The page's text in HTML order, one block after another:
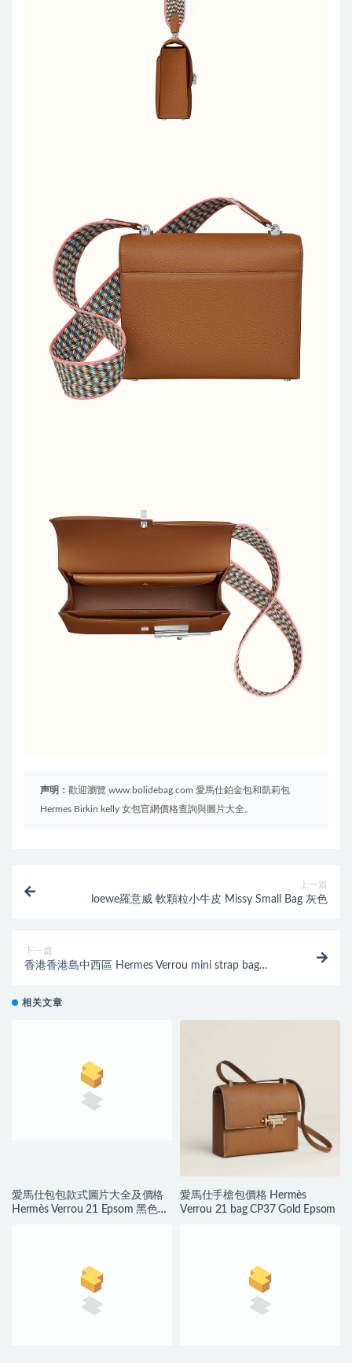
声明： 歡迎瀏覽 www.bolidebag.com 愛馬仕鉑金包和凱莉包
Hermes Birkin kelly 女包官網價格查詢與圖片大全。
上一篇
loewe羅意威 軟顆粒小牛皮 Missy Small Bag 灰色
下一篇
香港香港島中西區 Hermes Verrou mini strap bag
相关文章
愛馬仕包包款式圖片大全及價格
Hermès Verrou 21 Epsom 黑色
愛馬仕手槍包價格 Hermès
Verrou 21 bag CP37 Gold Epsom